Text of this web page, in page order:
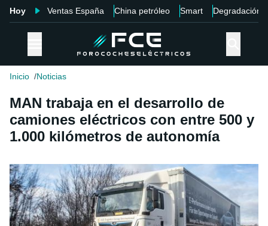
Hoy Ventas España China petróleo Smart Degradación
Inicio Noticias
MAN trabaja en el desarrollo de
camiones eléctricos con entre 500 y
1.000 kilómetros de autonomía